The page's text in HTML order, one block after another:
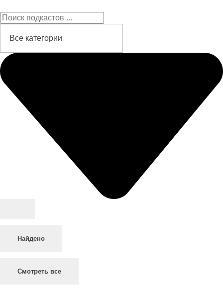
Подкасты на русском языке
слушайте бесплатно и без рекламы
Найдено
Смотреть все